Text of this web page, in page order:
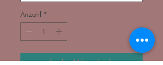
Anzahl *
In den Warenkorb